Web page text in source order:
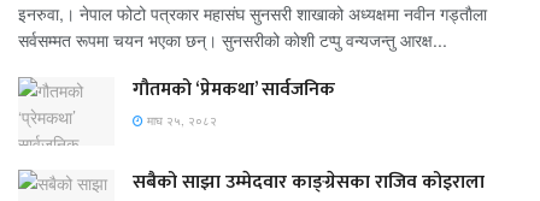
इनरुवा,। नेपाल फोटो पत्रकार महासंघ सुनसरी शाखाको अध्यक्षमा नवीन गड्ताैला
सर्वसम्मत रूपमा चयन भएका छन्। सुनसरीको काेशी टप्पु वन्यजन्तु आरक्ष...
गौतमको ‘प्रेमकथा’ सार्वजनिक
माघ २५, २०८२
सबैको साझा उम्मेदवार काङ्ग्रेसका राजिव कोइराला